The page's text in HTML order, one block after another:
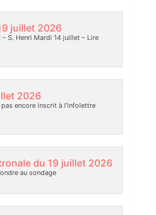
juillet 2026
S. Henri Mardi 14 juillet –Lire
2026
pas encore inscrit à l’infolettre
du 19 juillet 2026
au sondage